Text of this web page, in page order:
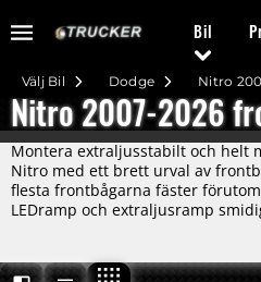
Bil
Nitro
Dodge
Välj Bil
Nitro 2007-2026
Montera extraljusstabilt och helt
Nitro med ett brett urval av
flesta frontbågarna fäster
LEDramp och extraljusramp